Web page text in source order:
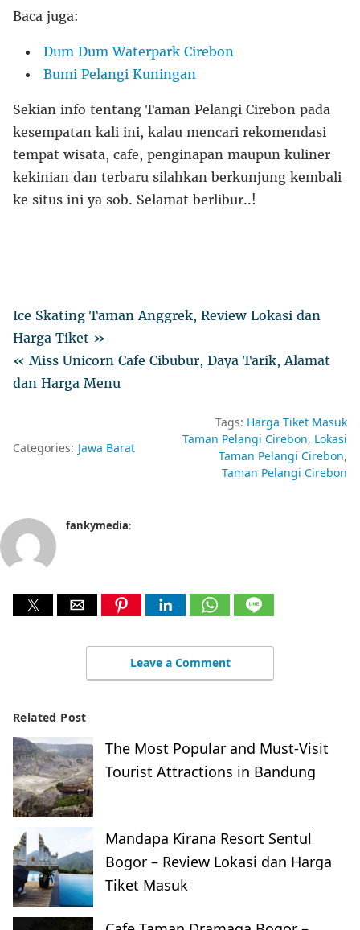
Baca juga:
Dum Dum Waterpark Cirebon
Bumi Pelangi Kuningan
Sekian info tentang Taman Pelangi Cirebon pada
kesempatan kali ini, kalau mencari rekomendasi
tempat wisata, cafe, penginapan maupun kuliner
kekinian dan terbaru silahkan berkunjung kembali
ke situs ini ya sob. Selamat berlibur..!
Ice Skating Taman Anggrek, Review Lokasi dan
Harga Tiket »
« Miss Unicorn Cafe Cibubur, Daya Tarik, Alamat
dan Harga Menu
Categories: Jawa Barat
Tags: Harga Tiket Masuk
Taman Pelangi Cirebon Lokasi
Taman Pelangi Cirebon
Taman Pelangi Cirebon
fankymedia:
Leave a Comment
Related Post
The Most Popular and Must-Visit
Tourist Attractions in Bandung
Mandapa Kirana Resort Sentul
Bogor – Review Lokasi dan Harga
Tiket Masuk